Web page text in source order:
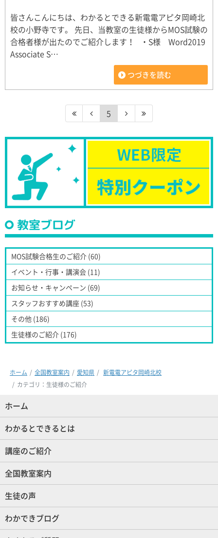
皆さんこんにちは、わかるとできる新電電アピタ岡崎北
校の小野寺です。 先日、当教室の生徒様からMOS試験の
合格者様が出たのでご紹介します！ ・S様 Word2019
Associate S…
つづきを読む
5
教室ブログ
MOS試験合格生のご紹介 (60)
イベント・行事・講演会 (11)
お知らせ・キャンペーン (69)
スタッフおすすめ講座 (53)
その他 (186)
生徒様のご紹介 (176)
ホーム 全国教室案内 愛知県
新電電アピタ岡崎北校
カテゴリ：生徒様のご紹介
ホーム
わかるとできるとは
講座のご紹介
全国教室案内
生徒の声
わかできブログ